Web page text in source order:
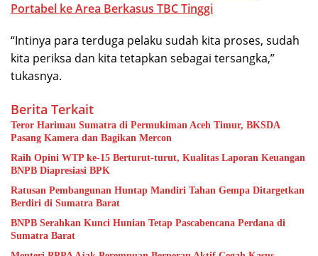
Portabel ke Area Berkasus TBC Tinggi
“Intinya para terduga pelaku sudah kita proses, sudah
kita periksa dan kita tetapkan sebagai tersangka,”
tukasnya.
Berita Terkait
Teror Harimau Sumatra di Permukiman Aceh Timur, BKSDA
Pasang Kamera dan Bagikan Mercon
Raih Opini WTP ke-15 Berturut-turut, Kualitas Laporan Keuangan
BNPB Diapresiasi BPK
Ratusan Pembangunan Huntap Mandiri Tahan Gempa Ditargetkan
Berdiri di Sumatra Barat
BNPB Serahkan Kunci Hunian Tetap Pascabencana Perdana di
Sumatra Barat